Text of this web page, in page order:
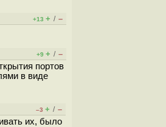
+13 + / –
+9 + / –
портов
в виде
–3 + / –
их, было